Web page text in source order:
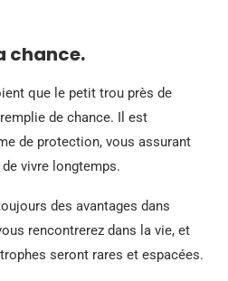
chance.
que le petit trou près de
de chance. Il est
de protection, vous assurant
vivre longtemps.
des avantages dans
rencontrerez dans la vie, et
seront rares et espacées.